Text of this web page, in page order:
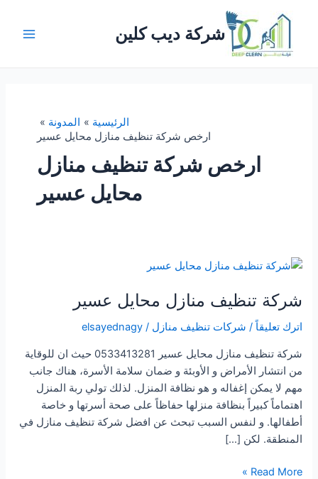
شركة ديب كلين
الرئيسية
المدونة
ارخص شركة تنظيف منازل محايل عسير
ارخص شركة تنظيف منازل
محايل عسير
شركة تنظيف منازل محايل عسير
اترك تعليقاً / شركات تنظيف منازل /
elsayednagy
شركة تنظيف منازل محايل عسير 0533413281 حيث ان للوقاية
من انتشار الأمراض و الأوبئة و ضمان سلامة الأسرة، هناك جانب
مهم لا يمكن إغفاله و هو نظافة المنزل. لذلك تولي ربة المنزل
اهتماماً كبيراً بنظافة منزلها حفاظاً على صحة أسرتها و خاصة
أطفالها. و لنفس السبب تبحث عن افضل شركة تنظيف منازل في
المنطقة. لكن […]
شركة
Read More »